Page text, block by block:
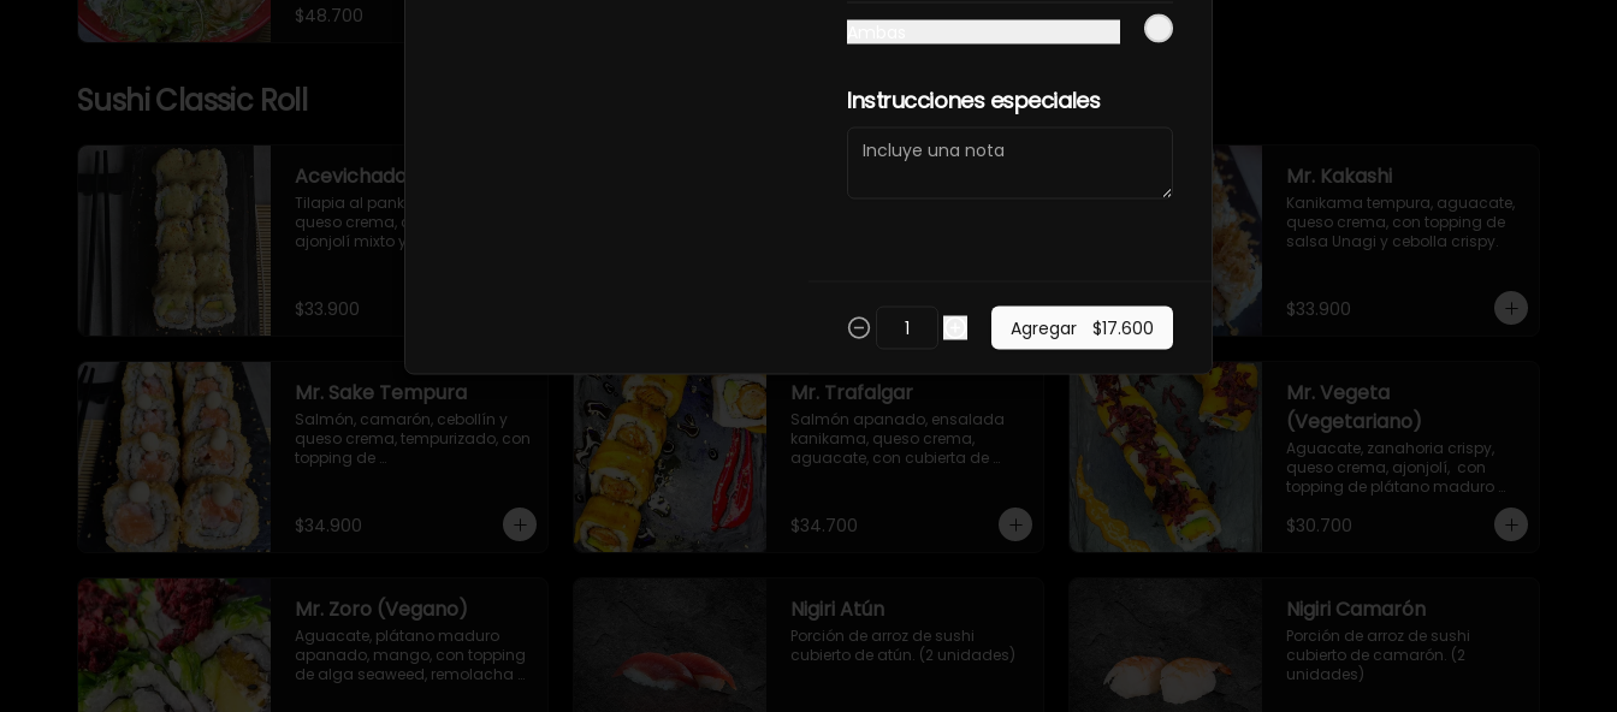
mizuna, ajonjolí y alga nori.
$48.700
Sushi Classic Roll
Acevichado roll
Tilapia al panko, aguacate,
queso crema, con topping de
ajonjolí mixto y salsa
$33.900
Mr. Kakashi
Kanikama tempura, aguacate,
queso crema, con topping de
salsa Unagi y cebolla crispy.
$33.900
Mr. Sake Tempura
Salmón, camarón, cebollín y
queso crema, tempurizado, con
topping de
$34.900
Mr. Trafalgar
Salmón apanado, ensalada
kanikama, queso crema,
aguacate, con cubierta de
$34.700
Mr. Vegeta
(Vegetariano)
Aguacate, zanahoria crispy,
queso crema, ajonjolí,  con
topping de plátano maduro
$30.700
Mr. Zoro (Vegano)
Aguacate, plátano maduro
apanado, mango, con topping
de alga seaweed, remolacha
Nigiri Atún
Porción de arroz de sushi
cubierto de atún. (2 unidades)
Nigiri Camarón
Porción de arroz de sushi
cubierto de camarón. (2
unidades)
Instrucciones especiales
Agregar $17.600